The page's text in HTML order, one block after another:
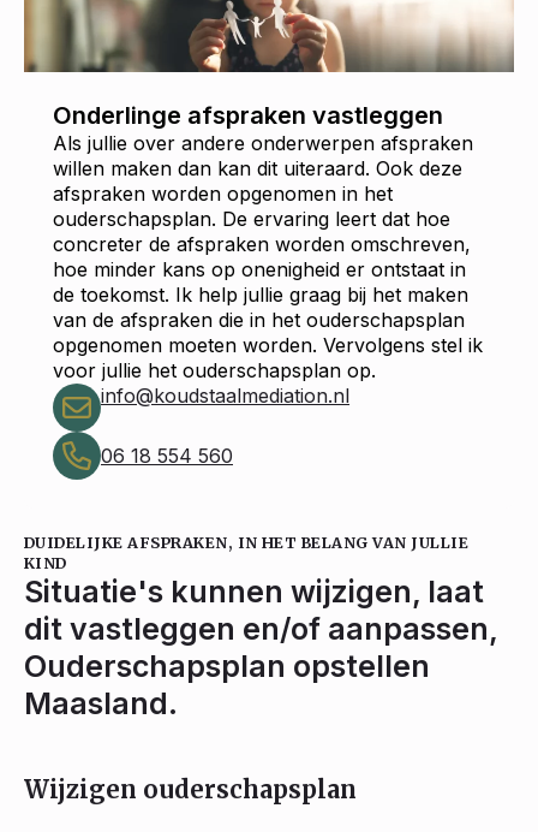
Onderlinge afspraken vastleggen
Als jullie over andere onderwerpen afspraken
willen maken dan kan dit uiteraard. Ook deze
afspraken worden opgenomen in het
ouderschapsplan. De ervaring leert dat hoe
concreter de afspraken worden omschreven,
hoe minder kans op onenigheid er ontstaat in
de toekomst. Ik help jullie graag bij het maken
van de afspraken die in het ouderschapsplan
opgenomen moeten worden. Vervolgens stel ik
voor jullie het ouderschapsplan op.
info@koudstaalmediation.nl
06 18 554 560
DUIDELIJKE AFSPRAKEN, IN HET BELANG VAN JULLIE
KIND
Situatie's kunnen wijzigen, laat
dit vastleggen en/of aanpassen,
Ouderschapsplan opstellen
Maasland.
Wijzigen ouderschapsplan